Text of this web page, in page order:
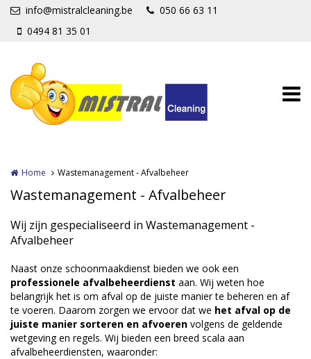
Overslaan en naar de inhoud gaan
info@mistralcleaning.be
050 66 63 11
0494 81 35 01
Home Wastemanagement - Afvalbeheer
Wastemanagement - Afvalbeheer
Wij zijn gespecialiseerd in Wastemanagement -
Afvalbeheer
Naast onze schoonmaakdienst bieden we ook een
professionele afvalbeheerdienst aan. Wij weten hoe
belangrijk het is om afval op de juiste manier te beheren en af
te voeren. Daarom zorgen we ervoor dat we het afval op de
juiste manier sorteren en afvoeren volgens de geldende
wetgeving en regels. Wij bieden een breed scala aan
afvalbeheerdiensten, waaronder: